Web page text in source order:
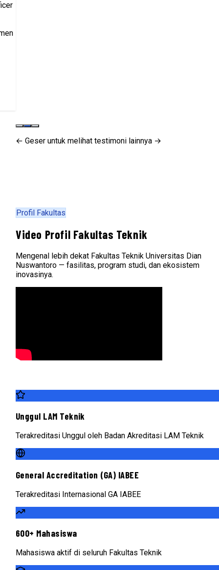
← Geser untuk melihat testimoni lainnya →
Profil Fakultas
Video Profil Fakultas Teknik
Mengenal lebih dekat Fakultas Teknik Universitas Dian
Nuswantoro — fasilitas, program studi, dan ekosistem
inovasinya.
Unggul LAM Teknik
Terakreditasi Unggul oleh Badan Akreditasi LAM Teknik
General Accreditation (GA) IABEE
Terakreditasi Internasional GA IABEE
600+ Mahasiswa
Mahasiswa aktif di seluruh Fakultas Teknik